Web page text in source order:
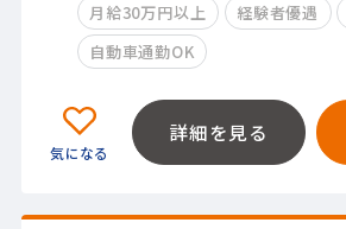
月給30万円以上 経験者優遇
自動車通勤OK
詳細を見る